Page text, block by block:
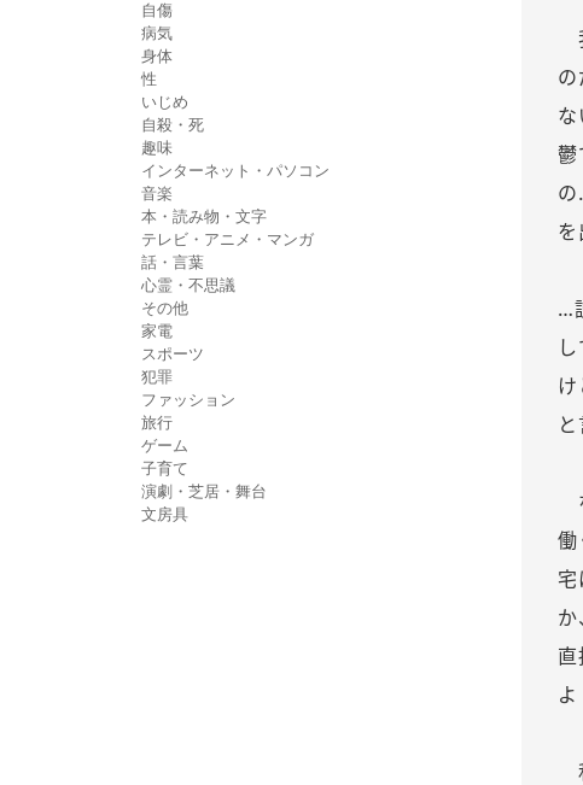
自傷
病気
身体
性
いじめ
自殺・死
趣味
インターネット・パソコン
音楽
本・読み物・文字
テレビ・アニメ・マンガ
話・言葉
心霊・不思議
その他
家電
スポーツ
犯罪
ファッション
旅行
ゲーム
子育て
演劇・芝居・舞台
文房具
な
鬱
を
…
働